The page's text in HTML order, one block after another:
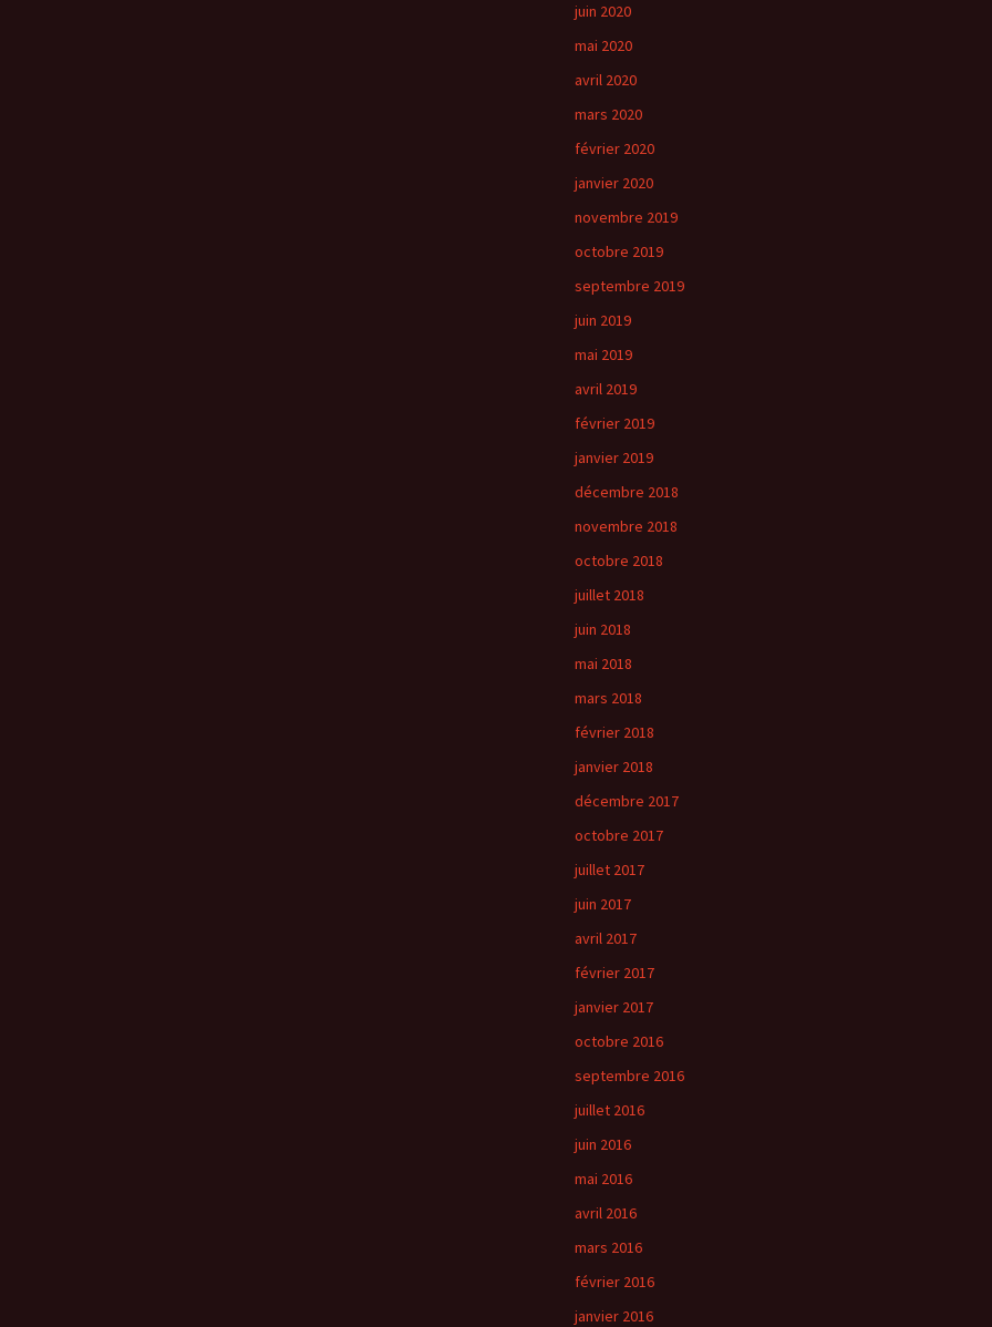
juin 2020
mai 2020
avril 2020
mars 2020
février 2020
janvier 2020
novembre 2019
octobre 2019
septembre 2019
juin 2019
mai 2019
avril 2019
février 2019
janvier 2019
décembre 2018
novembre 2018
octobre 2018
juillet 2018
juin 2018
mai 2018
mars 2018
février 2018
janvier 2018
décembre 2017
octobre 2017
juillet 2017
juin 2017
avril 2017
février 2017
janvier 2017
octobre 2016
septembre 2016
juillet 2016
juin 2016
mai 2016
avril 2016
mars 2016
février 2016
janvier 2016